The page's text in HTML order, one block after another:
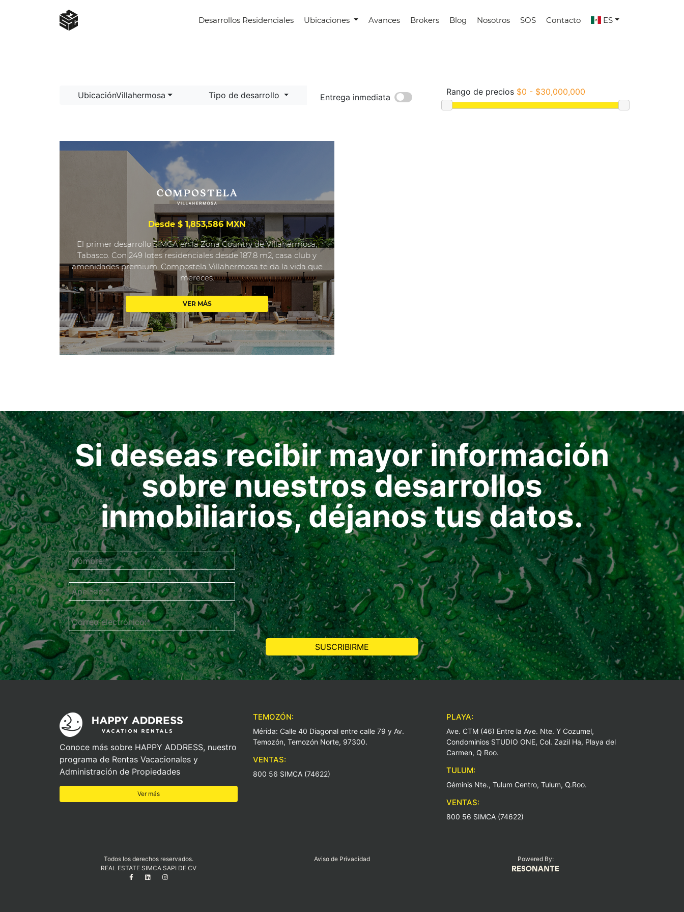
Desarrollos Residenciales Ubicaciones Avances Brokers Blog Nosotros SOS Contacto ES
UbicaciónVillahermosa Tipo de desarrollo Entrega inmediata
Rango de precios $0 - $30,000,000
Desde $ 1,853,586 MXN
El primer desarrollo SIMCA en la Zona Country de Villahermosa,
Tabasco. Con 249 lotes residenciales desde 187.8 m2, casa club y
amenidades premium, Compostela Villahermosa te da la vida que
mereces.
VER MÁS
Si deseas recibir mayor información
sobre nuestros desarrollos
inmobiliarios, déjanos tus datos.
Conoce más sobre HAPPY ADDRESS, nuestro
programa de Rentas Vacacionales y
Administración de Propiedades
Ver más
TEMOZÓN:
Mérida: Calle 40 Diagonal entre calle 79 y Av.
Temozón, Temozón Norte, 97300.
VENTAS:
800 56 SIMCA (74622)
PLAYA:
Ave. CTM (46) Entre la Ave. Nte. Y Cozumel,
Condominios STUDIO ONE, Col. Zazil Ha, Playa del
Carmen, Q Roo.
TULUM:
Géminis Nte., Tulum Centro, Tulum, Q.Roo.
VENTAS:
800 56 SIMCA (74622)
Todos los derechos reservados.
REAL ESTATE SIMCA SAPI DE CV
Aviso de Privacidad Powered By: